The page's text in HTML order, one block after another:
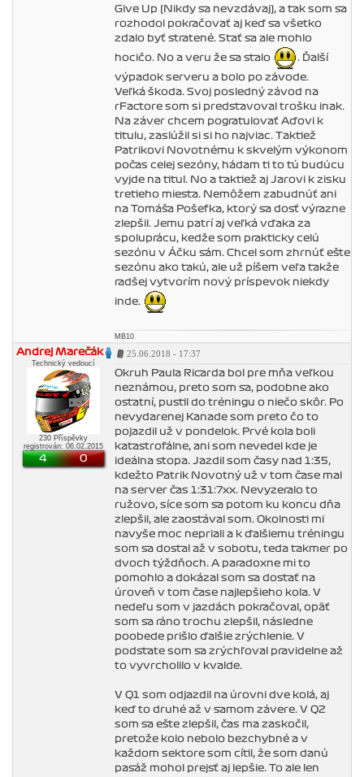
Give Up (Nikdy sa nevzdávaj), a tak som sa
rozhodol pokračovať aj keď sa všetko
zdalo byť stratené. Stať sa ale mohlo
hocičo. No a veru že sa stalo
. Ďalší
výpadok serveru a bolo po závode.
Veľká škoda. Svoj posledný závod na
rFactore som si predstavoval trošku inak.
Na záver chcem pogratulovať Aďovi k
titulu, zaslúžil si si ho najviac. Taktiež
Patrikovi Novotnému k skvelým výkonom
počas celej sezóny, hádam ti to tú budúcu
vyjde na titul. No a taktiež aj Jarovi k zisku
tretieho miesta. Nemôžem zabudnúť ani
na Tomáša Pošefka, ktorý sa dosť výrazne
zlepšil. Jemu patrí aj veľká vďaka za
spoluprácu, kedže som prakticky celú
sezónu v Áčku sám. Chcel som zhrnúť ešte
sezónu ako takú, ale už píšem veľa takže
radšej vytvorím nový príspevok niekdy
inde.
MB10
Andrej Marečák
Technický vedoucí
230 Příspěvky
registrován: 06.02.2015
4 0
25.06.2018 - 17:37
Okruh Paula Ricarda bol pre mňa veľkou
neznámou, preto som sa, podobne ako
ostatní, pustil do tréningu o niečo skôr. Po
nevydarenej Kanade som preto čo to
pojazdil už v pondelok. Prvé kola boli
katastrofálne, ani som nevedel kde je
ideálna stopa. Jazdil som časy nad 1:35,
kdežto Patrik Novotný už v tom čase mal
na server čas 1:31:7xx. Nevyzeralo to
ružovo, síce som sa potom ku koncu dňa
zlepšil, ale zaostával som. Okolnosti mi
navyše moc nepriali a k ďalšiemu tréningu
som sa dostal až v sobotu, teda takmer po
dvoch týždňoch. A paradoxne mi to
pomohlo a dokázal som sa dostať na
úroveň v tom čase najlepšieho kola. V
nedeľu som v jazdách pokračoval, opäť
som sa ráno trochu zlepšil, následne
poobede prišlo ďalšie zrýchlenie. V
podstate som sa zrýchľoval pravidelne až
to vyvrcholilo v kvalde.
V Q1 som odjazdil na úrovni dve kolá, aj
keď to druhé až v samom závere. V Q2
som sa ešte zlepšil, čas ma zaskočil,
pretože kolo nebolo bezchybné a v
každom sektore som cítil, že som danú
pasáž mohol prejsť aj lepšie. To ale len